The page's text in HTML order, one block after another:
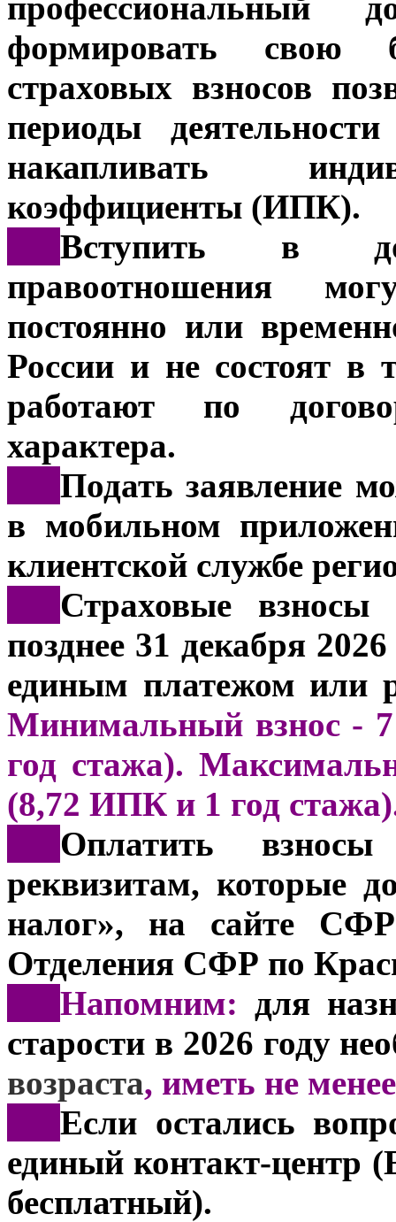
формировать свою
страховых взносов
периоды
накапливать
коэффициенты (ИПК).
Вступить в
правоотношения
постоянно или
России и не состоят в
работают по
характера.
Подать заявление
в мобильном
клиентской службе
Страховые взносы
позднее 31 декабря
единым платежом или
Минимальный взнос -
год стажа).
(8,72 ИПК и 1 год
Оплатить
реквизитам, которые
налог», на сайте
Отделения СФР по
Напомним: для
старости в 2026 году
возраста, иметь не
Если остались
единый контакт-центр
бесплатный).